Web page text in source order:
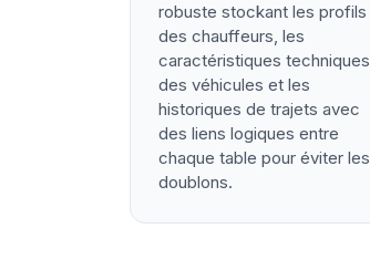
robuste stockant les profils
des chauffeurs, les
caractéristiques techniques
des véhicules et les
historiques de trajets avec
des liens logiques entre
chaque table pour éviter les
doublons.